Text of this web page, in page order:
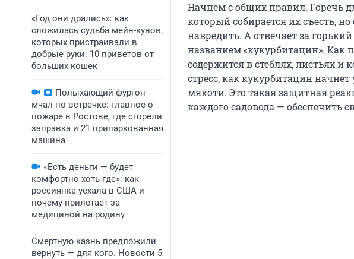
«Год они дрались»: как
сложилась судьба мейн-кунов,
которых пристраивали в
добрые руки. 10 приветов от
больших кошек
Полыхающий фургон
мчал по встречке: главное о
пожаре в Ростове, где сгорели
заправка и 21 припаркованная
машина
«Есть деньги — будет
комфортно хоть где»: как
россиянка уехала в США и
почему прилетает за
медициной на родину
Смертную казнь предложили
вернуть — для кого. Новости 5
Начнем с общих правил. Горечь
который собирается их съесть,
навредить. А отвечает за
названием «кукурбитацин». Как
содержится в стеблях, листьях и
стресс, как кукурбитацин
мякоти. Это такая защитная
каждого садовода — обеспечить